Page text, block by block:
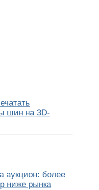
шин на 3D-
аукцион: более
ниже рынка